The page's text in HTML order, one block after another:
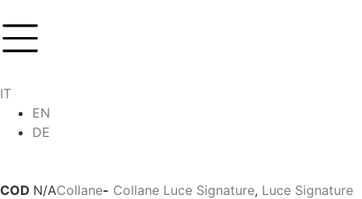
IT
EN
DE
COD N/ACollane- Collane Luce Signature, Luce Signature